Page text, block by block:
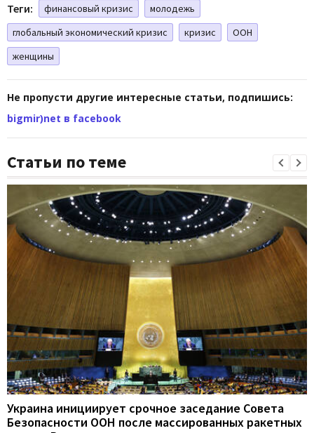
Теги: финансовый кризис
молодежь
глобальный экономический кризис
кризис
ООН
женщины
Не пропусти другие интересные статьи, подпишись:
bigmir)net в facebook
Статьи по теме
Украина инициирует срочное заседание Совета
Безопасности ООН после массированных ракетных